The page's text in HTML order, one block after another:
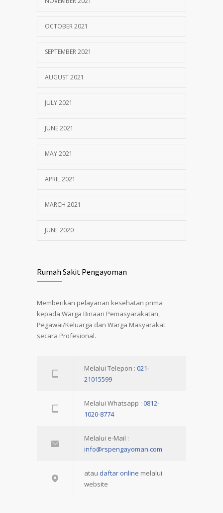
OCTOBER 2021
SEPTEMBER 2021
AUGUST 2021
JULY 2021
JUNE 2021
MAY 2021
APRIL 2021
MARCH 2021
JUNE 2020
Rumah Sakit Pengayoman
Memberikan pelayanan kesehatan prima
kepada Warga Binaan Pemasyarakatan,
Pegawai/Keluarga dan Warga Masyarakat
secara Profesional.
Melalui Telepon : 021-
21015599
Melalui Whatsapp : 0812-
1020-8774
Melalui e-Mail :
info@rspengayoman.com
atau daftar online melalui
website